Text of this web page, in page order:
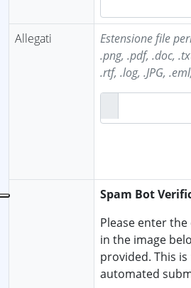
Allegati
Estensione file
.png, .pdf, .doc,
.rtf, .log, .JPG,
Spam Bot
Please enter
in the image
provided. This
automated